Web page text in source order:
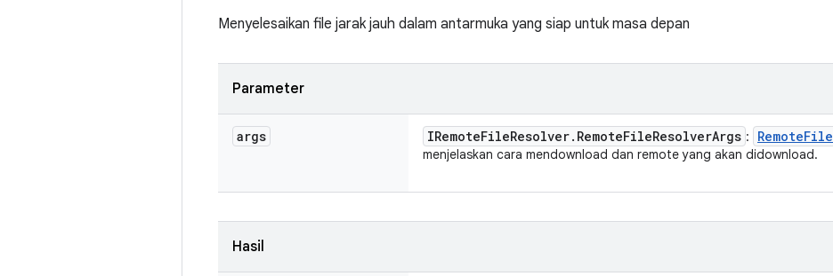
Menyelesaikan file jarak jauh dalam antarmuka yang siap untuk masa depan
Parameter
args IRemoteFileResolver. RemoteFileResolverArgs : RemoteFile
menjelaskan cara mendownload dan remote yang akan didownload.
Hasil